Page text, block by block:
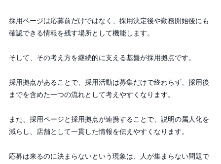
採用ページは応募前だけではなく、採用決定後や勤務開始後にも
確認できる情報を残す場所として機能します。
そして、その考え方を継続的に支える基盤が採用拠点です。
採用拠点があることで、採用活動は募集だけで終わらず、採用後
までを含めた一つの流れとして考えやすくなります。
また、採用ページと採用拠点が連携することで、説明の属人化を
減らし、店舗として一貫した情報を伝えやすくなります。
応募は来るのに決まらないという現象は、人が集まらない問題で